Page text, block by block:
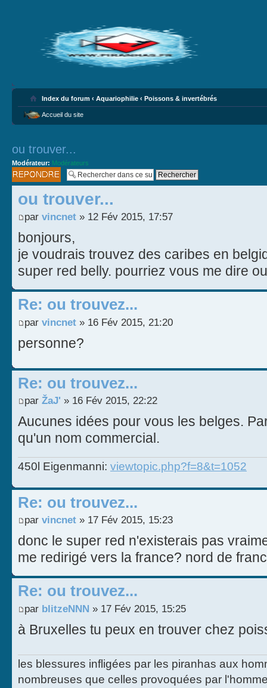
Index du forum ‹ Aquariophilie ‹ Poissons & invertébrés
Accueil du site
ou trouver...
Modérateur: Modérateurs
Publier une
réponse
ou trouver...
par vincnet » 12 Fév 2015, 17:57
bonjours,
je voudrais trouvez des caribes en
super red belly. pourriez vous me dire
Re: ou trouvez...
par vincnet » 16 Fév 2015, 21:20
personne?
Re: ou trouvez...
par ŽaJ' » 16 Fév 2015, 22:22
Aucunes idées pour vous les belges.
qu'un nom commercial.
450l Eigenmanni: viewtopic.php?f=8&t=1052
Re: ou trouvez...
par vincnet » 17 Fév 2015, 15:23
donc le super red n'existerais pas
me redirigé vers la france? nord de
Re: ou trouvez...
par blitzeNNN » 17 Fév 2015, 15:25
à Bruxelles tu peux en trouver chez
les blessures infligées par les piranhas aux
nombreuses que celles provoquées par